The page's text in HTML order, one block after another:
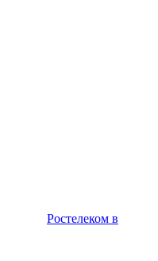
Ростелеком в